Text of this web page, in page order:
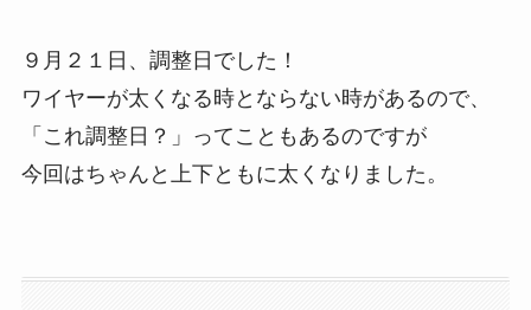
９月２１日、調整日でした！
ワイヤーが太くなる時とならない時があるので、
「これ調整日？」ってこともあるのですが
今回はちゃんと上下ともに太くなりました。